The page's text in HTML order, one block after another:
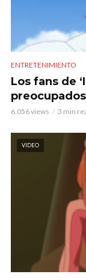
ENTRETENIMIENTO
Los fans de
6.056 views 3 min
VIDEO